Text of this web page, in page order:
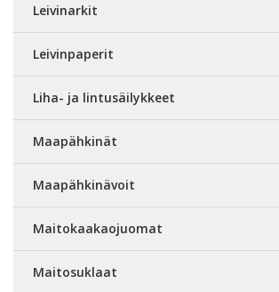
Leivinarkit
Leivinpaperit
Liha- ja lintusäilykkeet
Maapähkinät
Maapähkinävoit
Maitokaakaojuomat
Maitosuklaat